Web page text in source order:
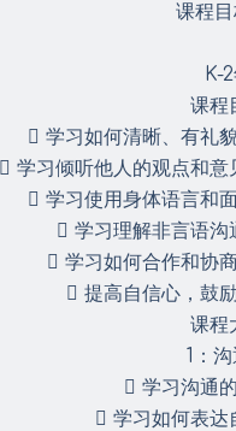
课程
K-
课程
 学习如何清晰、有礼
 学习倾听他人的观点和
 学习使用身体语言和
 学习理解非言语沟
 学习如何合作和协
 提高自信心，鼓
课程
1：
 学习沟通
 学习如何表达